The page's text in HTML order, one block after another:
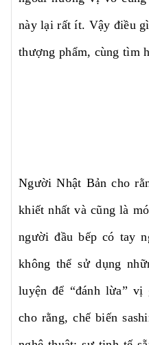
này lại rất ít. Vậy điều
thượng phẩm, cùng tìm
Người Nhật Bản cho
khiết nhất và cũng là
người đầu bếp có tay
không thể sử dụng
luyện để “đánh lừa” vị
cho rằng, chế biến